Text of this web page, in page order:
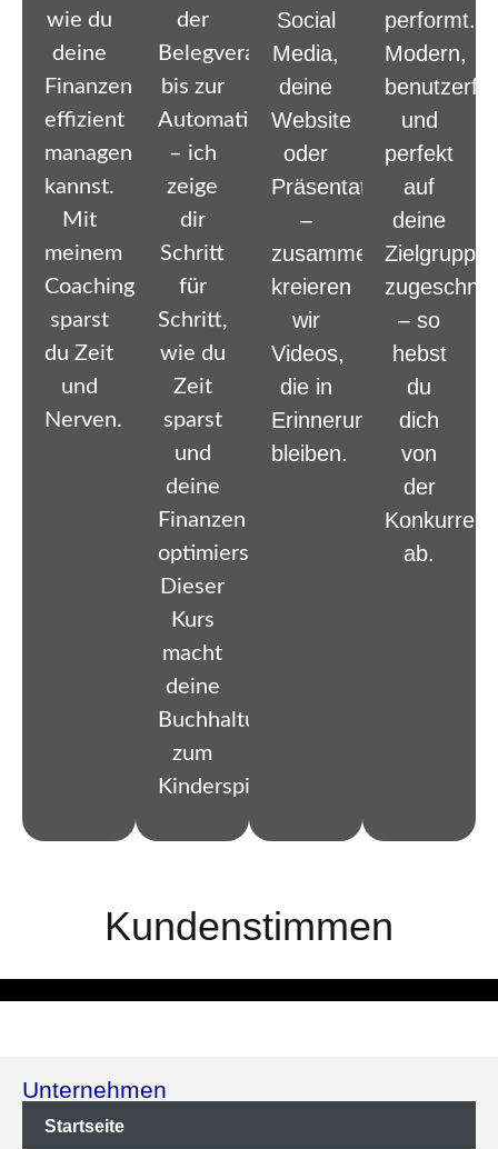
wie du
deine
Finanzen
effizient
managen
kannst.
Mit
meinem
Coaching
sparst
du Zeit
und
Nerven.​
der
Belegverarbeitung
bis zur
Automatisierung
– ich
zeige
dir
Schritt
für
Schritt,
wie du
Zeit
sparst
und
deine
Finanzen
optimierst.
Dieser
Kurs
macht
deine
Buchhaltung
zum
Kinderspiel.
Social
Media,
deine
Website
oder
Präsentationen
–
zusammen
kreieren
wir
Videos,
die in
Erinnerung
bleiben.
performt.
Modern,
und
perfekt
auf
deine
Zielgruppe
– so
hebst
du
dich
von
der
Konkurrenz
ab.
Kundenstimmen
Unternehmen
Startseite